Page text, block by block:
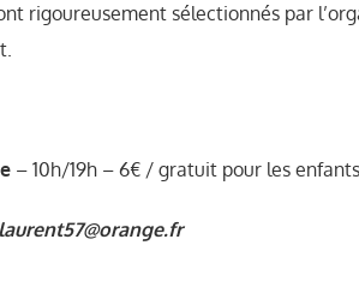
rigoureusement sélectionnés par
– 10h/19h – 6€ / gratuit pour les